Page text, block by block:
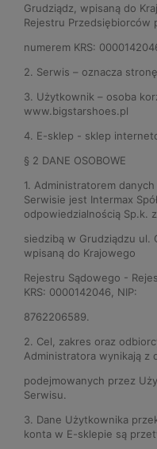
Grudziądz, wpisaną do
Rejestru Przedsiębiorców
numerem KRS:
2. Serwis – oznacza
3. Użytkownik – osoba
www.bigstarshoes.pl
4. E-sklep - sklep
§ 2 DANE OSOBOWE
1. Administratorem
Serwisie jest Intermax
odpowiedzialnością Sp.k. z
siedzibą w Grudziądzu ul.
wpisaną do Krajowego
Rejestru Sądowego -
KRS: 0000142046, NIP:
8762206589.
2. Cel, zakres oraz
Administratora wynikają z
podejmowanych przez
Serwisu.
3. Dane Użytkownika
konta w E-sklepie są